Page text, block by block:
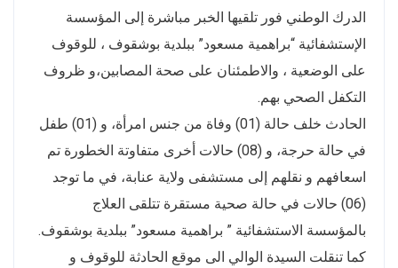
الدرك الوطني فور تلقيها الخبر مباشرة إلى المؤسسة
الإستشفائية “براهمية مسعود” ببلدية بوشقوف ، للوقوف
على الوضعية ، والاطمئنان على صحة المصابين،و ظروف
التكفل الصحي بهم.
الحادث خلف حالة (01) وفاة من جنس امرأة، و (01) طفل
في حالة حرجة، و (08) حالات أخرى متفاوتة الخطورة تم
اسعافهم و نقلهم إلى مستشفى ولاية عنابة، في ما توجد
(06) حالات في حالة صحية مستقرة تتلقى العلاج
بالمؤسسة الاستشفائية ” براهمية مسعود” ببلدية بوشقوف.
كما تنقلت السيدة الوالي الى موقع الحادثة للوقوف و